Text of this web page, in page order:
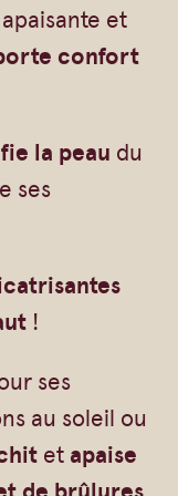
et
confort
la peau du
ses
!
ses
au soleil ou
et apaise